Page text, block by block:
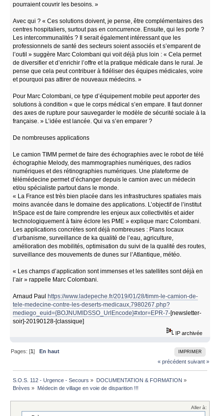
pourraient couvrir les besoins. »
Avec qui ? « Ces solutions doivent, je pense, être complémentaires des
centres hospitaliers, surtout pas en concurrence. Ensuite, qui les porte ?
Les intercommunalités ? Il serait également intéressant que les
professionnels de santé des secteurs soient associés et s’emparent de
l’outil » suggère Marc Colombani qui voit déjà plus loin : « Cela permet
de diversifier et d’enrichir l’offre et la pratique médicale dans le rural. Je
pense que cela peut contribuer à fidéliser des équipes médicales, voire
et pourquoi pas attirer de nouveaux médecins. »
Pour Marc Colombani, ce type d’équipement mobile peut apporter des
solutions à condition « que le corps médical s’en empare. Il faut donner
des axes de rupture pour sauvegarder le modèle de sécurité sociale à la
française. » L’idée est lancée. Qui va s’en emparer ?
De nombreuses applications
Le camion TIMM permet de faire des échographies avec le robot de télé
échographie Melody, des mammographies numériques, des radios
numériques et des rétinographies numériques. Une plateforme de
télémédecine permet d’échanger depuis le camion avec un médecin
et/ou spécialiste partout dans le monde.
« La France est très bien placée dans les infrastructures spatiales mais
moins avancée dans le domaine des applications. L’objectif de l’institut
InSpace est de faire comprendre les enjeux aux collectivités et aider
technologiquement à faire éclore les PME » explique marc Colombani.
Les applications concrètes sont déjà nombreuses : Plans locaux
d’urbanisme, surveillance de ka qualité de l’eau, agriculture,
amélioration des mobilités, optimisation du suivi de la qualité des routes,
surveillance des mouvements de dunes sur l’Atlantique, météo.
« Les champs d’application sont immenses et les satellites sont déjà en
l’air » rappelle Marc Colombani.
Arnaud Paulhttps://www.ladepeche.fr/2019/01/28/timm-le-camion-de-
tele-medecine-contre-les-deserts-medicaux,7980267.php?
mediego_euid={BOJNUMIDSSO_UrlEncode}#xtor=EPR-7-[newsletter-
soir]-20190128-[classique]
IP archivée
IMPRIMER
Pages: [1]En haut
« précédent suivant »
S.O.S. 112 - Urgence - Secours » DOCUMENTATION & FORMATION »
Brèves » Médecin de village en voie de disparition !!!
Aller à: